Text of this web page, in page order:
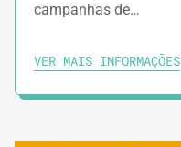
campanhas de…
VER MAIS INFORMAÇÕES